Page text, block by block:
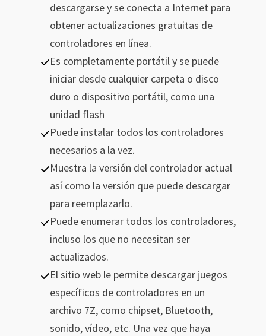
descargarse y se conecta a Internet para
obtener actualizaciones gratuitas de
controladores en línea.
Es completamente portátil y se puede
iniciar desde cualquier carpeta o disco
duro o dispositivo portátil, como una
unidad flash
Puede instalar todos los controladores
necesarios a la vez.
Muestra la versión del controlador actual
así como la versión que puede descargar
para reemplazarlo.
Puede enumerar todos los controladores,
incluso los que no necesitan ser
actualizados.
El sitio web le permite descargar juegos
específicos de controladores en un
archivo 7Z, como chipset, Bluetooth,
sonido, vídeo, etc. Una vez que haya